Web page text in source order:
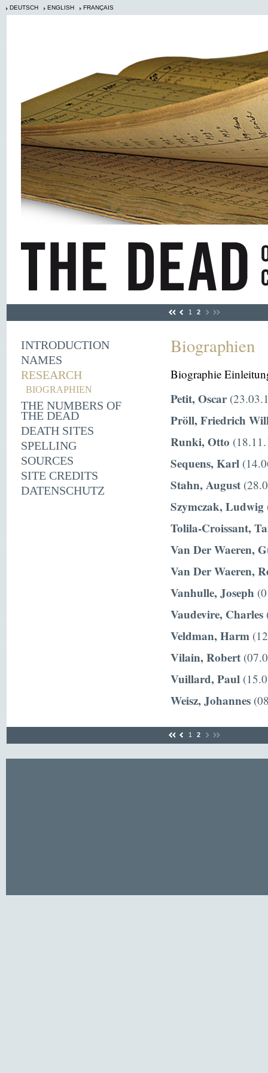
DEUTSCH ENGLISH FRANÇAIS
1 2
INTRODUCTION
NAMES
RESEARCH
BIOGRAPHIEN
THE NUMBERS OF
THE DEAD
DEATH SITES
SPELLING
SOURCES
SITE CREDITS
DATENSCHUTZ
Biographien
Biographie
Petit, Oscar
Pröll, Friedrich
Runki, Otto
Sequens, Karl
Stahn, August
Szymczak, Ludwig
Tolila-Croissant,
Van Der Waeren,
Van Der Waeren,
Vanhulle, Joseph
Vaudevire, Charles
Veldman, Harm
Vilain, Robert
Vuillard, Paul
Weisz, Johannes
1 2